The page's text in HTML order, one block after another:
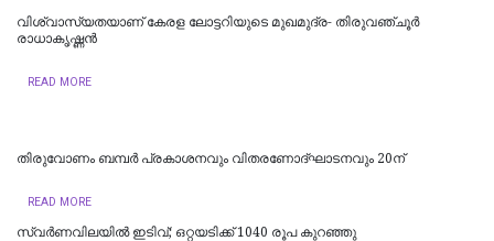
വിശ്വാസ്യതയാണ് കേരള ലോട്ടറിയുടെ മുഖമുദ്ര- തിരുവഞ്ചൂർ
രാധാകൃഷ്ണൻ
READ MORE
തിരുവോണം ബമ്പര്‍ പ്രകാശനവും വിതരണോദ്ഘാടനവും 20ന്
READ MORE
സ്വർണവിലയിൽ ഇടിവ്; ഒറ്റയടിക്ക് 1040 രൂപ കുറഞ്ഞു